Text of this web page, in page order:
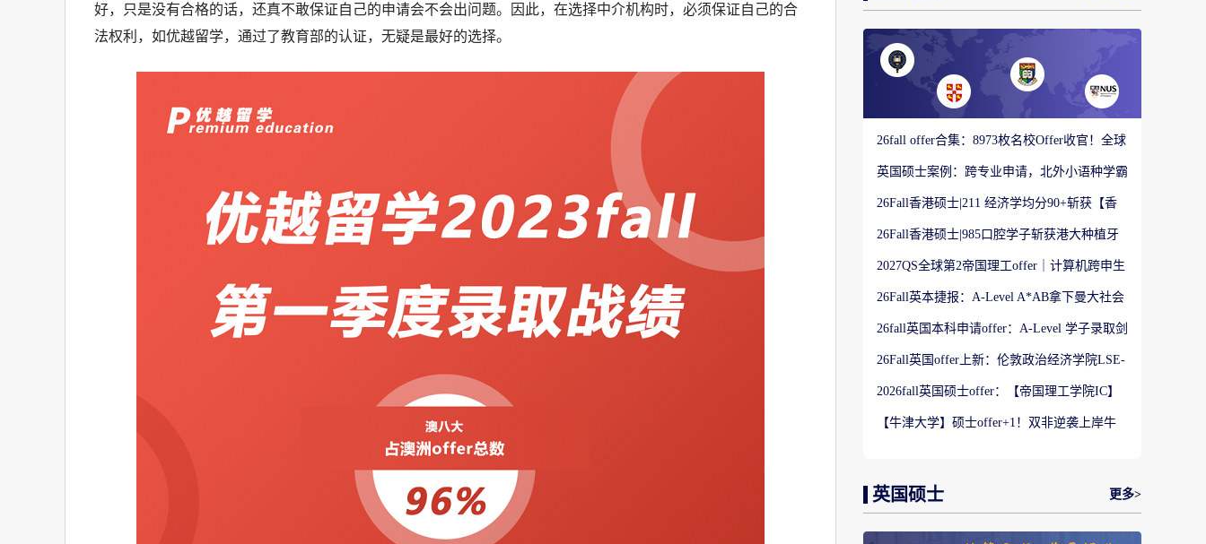
好，只是没有合格的话，还真不敢保证自己的申请会不会出问题。因此，在选择中介机构时，必须保证自己的合
法权利，如优越留学，通过了教育部的认证，无疑是最好的选择。
26fall offer合集：8973枚名校Offer收官！全球
英国硕士案例：跨专业申请，北外小语种学霸
26Fall香港硕士|211 经济学均分90+斩获【香
26Fall香港硕士|985口腔学子斩获港大种植牙
2027QS全球第2帝国理工offer｜计算机跨申生
26Fall英本捷报：A-Level A*AB拿下曼大社会
26fall英国本科申请offer：A-Level 学子录取剑
26Fall英国offer上新：伦敦政治经济学院LSE-
2026fall英国硕士offer：【帝国理工学院IC】
【牛津大学】硕士offer+1！双非逆袭上岸牛
英国硕士 更多>